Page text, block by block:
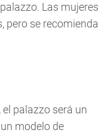
Las mujeres
pero se recomienda
palazzo será un
modelo de